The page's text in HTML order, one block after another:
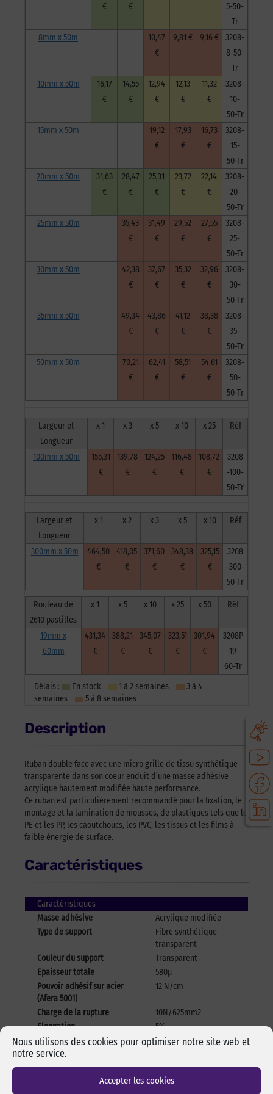
Nous utilisons des cookies pour optimiser notre site web et
notre service.
Accepter les cookies
€
€
5-50-
Tr
8mm x 50m
10,47
€
9,81 € 9,16 €
3208-
8-50-
Tr
10mm x 50m
16,17
€
14,55
€
12,94
€
12,13
€
11,32
€
3208-
10-
50-Tr
15mm x 50m
19,12
€
17,93
€
16,73
€
3208-
15-
50-Tr
20mm x 50m
31,63
€
28,47
€
25,31
€
23,72
€
22,14
€
3208-
20-
50-Tr
25mm x 50m
35,43
€
31,49
€
29,52
€
27,55
€
3208-
25-
50-Tr
30mm x 50m
42,38
€
37,67
€
35,32
€
32,96
€
3208-
30-
50-Tr
35mm x 50m
49,34
€
43,86
€
41,12
€
38,38
€
3208-
35-
50-Tr
50mm x 50m
70,21
€
62,41
€
58,51
€
54,61
€
3208-
50-
50-Tr
Largeur et
Longueur
x 1 x 3 x 5 x 10 x 25 Réf
100mm x 50m
155,31
€
139,78
€
124,25
€
116,48
€
108,72
€
3208
-100-
50-Tr
Largeur et
Longueur
x 1 x 2 x 3 x 5 x 10 Réf
300mm x 50m
464,50
€
418,05
€
371,60
€
348,38
€
325,15
€
3208
-300-
50-Tr
Rouleau de
2610 pastilles
x 1 x 5 x 10 x 25 x 50 Réf
19mm x
60mm
431,34
€
388,21
€
345,07
€
323,51
€
301,94
€
3208P
-19-
60-Tr
Délais :
En stock 1 à 2 semaines
3 à 4
semaines
5 à 8 semaines
Description
Ruban double face avec une micro grille de tissu synthétique
transparente dans son coeur enduit d’une masse adhésive
acrylique hautement modifiée haute performance.
Ce ruban est particulièrement recommandé pour la fixation, le
montage et la lamination de mousses, de plastiques tels que le
PE et les PP, les caoutchoucs, les PVC, les tissus et les films à
faible énergie de surface.
Caractéristiques
Caractéristiques
Masse adhésive
Acrylique modifiée
Type de support
Fibre synthétique
transparent
Couleur du support
Transparent
Epaisseur totale
580μ
Pouvoir adhésif sur acier
(Afera 5001)
12 N/cm
Charge de la rupture
10N/625mm2
Elongation
5%
Tenue en température
-40°C + 90 °C // 120°C